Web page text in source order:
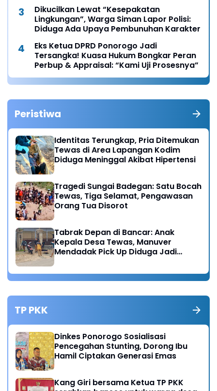
Dikucilkan Lewat “Kesepakatan
Lingkungan”, Warga Siman Lapor Polisi:
Diduga Ada Upaya Pembunuhan Karakter
Eks Ketua DPRD Ponorogo Jadi
Tersangka! Kuasa Hukum Bongkar Peran
Perbup & Appraisal: “Kami Uji Prosesnya”
Peristiwa
Identitas Terungkap, Pria Ditemukan
Tewas di Area Lapangan Kodim
Diduga Meninggal Akibat Hipertensi
Tragedi Sungai Badegan: Satu Bocah
Tewas, Tiga Selamat, Pengawasan
Orang Tua Disorot
Tabrak Depan di Bancar: Anak
Kepala Desa Tewas, Manuver
Mendadak Pick Up Diduga Jadi
TP PKK
Dinkes Ponorogo Sosialisasi
Pencegahan Stunting, Dorong Ibu
Hamil Ciptakan Generasi Emas
Kang Giri bersama Ketua TP PKK